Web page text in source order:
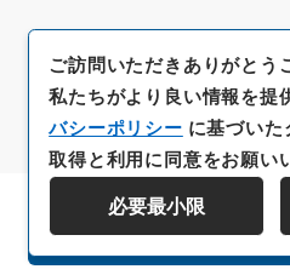
資料群階
ご訪問いただきありがとう
私たちがより良い情報を提
バシーポリシー に基づい
取得と利用に同意をお願い
必要最小限